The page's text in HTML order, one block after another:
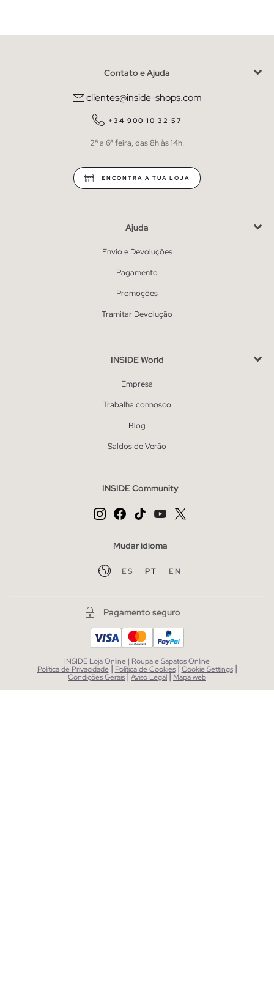
Contato e Ajuda
clientes@inside-shops.com
+34 900 10 32 57
2ª a 6ª feira, das 8h às 14h.
ENCONTRA A TUA LOJA
Ajuda
Envio e Devoluções
Pagamento
Promoções
Tramitar Devolução
INSIDE World
Empresa
Trabalha connosco
Blog
Saldos de Verão
INSIDE Community
Mudar idioma
ES PT EN
Pagamento seguro
INSIDE Loja Online | Roupa e Sapatos Online
Política de Privacidade | Política de Cookies | Cookie Settings |
Condições Gerais|Aviso Legal| Mapa web